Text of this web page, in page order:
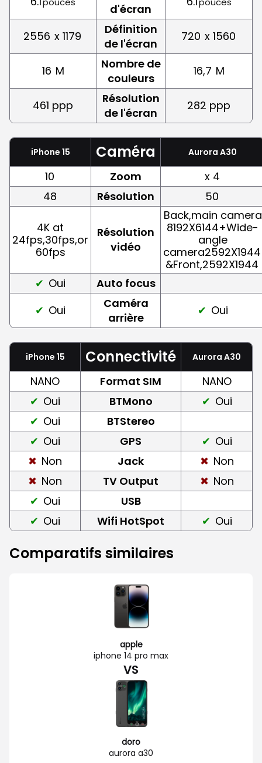
d'écran
2556 x 1179
Définition
de l'écran
720 x 1560
16 M
Nombre de
couleurs
16,7 M
461 ppp
Résolution
de l'écran
282 ppp
iPhone 15 Caméra Aurora A30
10 Zoom
x 4
48
Résolution 50
4K at
24fps,30fps,or
60fps
Résolution
vidéo
Back,main camera
8192X6144+Wide-
angle
camera2592X1944
&Front,2592X1944
Oui
Auto focus
Oui
Caméra
arrière
Oui
iPhone 15 Connectivité Aurora A30
NANO Format SIM
NANO
Oui
BTMono
Oui
Oui
BTStereo
Oui
GPS
Oui
Non
Jack
Non
Non
TV Output
Non
Oui
USB
Oui
Wifi HotSpot Oui
Comparatifs similaires
apple
iphone 14 pro max
VS
doro
aurora a30